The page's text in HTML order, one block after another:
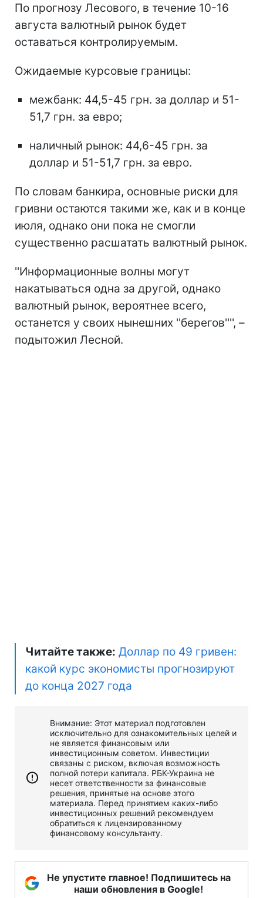
По прогнозу Лесового, в течение 10-16
августа валютный рынок будет
оставаться контролируемым.
Ожидаемые курсовые границы:
межбанк: 44,5-45 грн. за доллар и 51-
51,7 грн. за евро;
наличный рынок: 44,6-45 грн. за
доллар и 51-51,7 грн. за евро.
По словам банкира, основные риски для
гривни остаются такими же, как и в конце
июля, однако они пока не смогли
существенно расшатать валютный рынок.
''Информационные волны могут
накатываться одна за другой, однако
валютный рынок, вероятнее всего,
останется у своих нынешних ''берегов'''', –
подытожил Лесной.
Читайте также: Доллар по 49 гривен:
какой курс экономисты прогнозируют
до конца 2027 года
Внимание: Этот материал подготовлен
исключительно для ознакомительных целей и
не является финансовым или
инвестиционным советом. Инвестиции
связаны с риском, включая возможность
полной потери капитала. РБК-Украина не
несет ответственности за финансовые
решения, принятые на основе этого
материала. Перед принятием каких-либо
инвестиционных решений рекомендуем
обратиться к лицензированному
финансовому консультанту.
Не упустите главное! Подпишитесь на
наши обновления в Google!